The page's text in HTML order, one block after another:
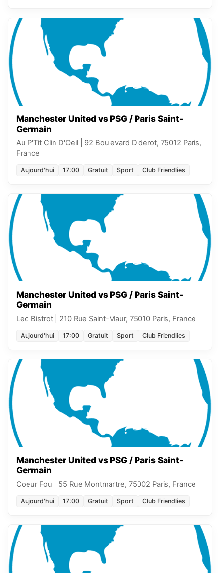
Manchester United vs PSG / Paris Saint-
Germain
Au P'Tit Clin D'Oeil
92 Boulevard Diderot, 75012 Paris,
France
Aujourd'hui 17:00 Gratuit Sport Club Friendlies
Manchester United vs PSG / Paris Saint-
Germain
Leo Bistrot 210 Rue Saint-Maur, 75010 Paris, France
Aujourd'hui 17:00 Gratuit Sport Club Friendlies
Manchester United vs PSG / Paris Saint-
Germain
Coeur Fou 55 Rue Montmartre, 75002 Paris, France
Aujourd'hui 17:00 Gratuit Sport Club Friendlies